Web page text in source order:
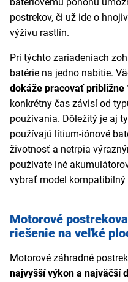
postrekov, či už ide o
výživu rastlín.
Pri týchto zariadeniach
batérie na jedno nabitie.
dokáže pracovať približne
konkrétny čas závisí od
používania. Dôležitý je aj
používajú lítium-iónové
životnosť a netrpia
používate iné
vybrať model
Motorové
riešenie na veľké
Motorové záhradné
najvyšší výkon a najväčší